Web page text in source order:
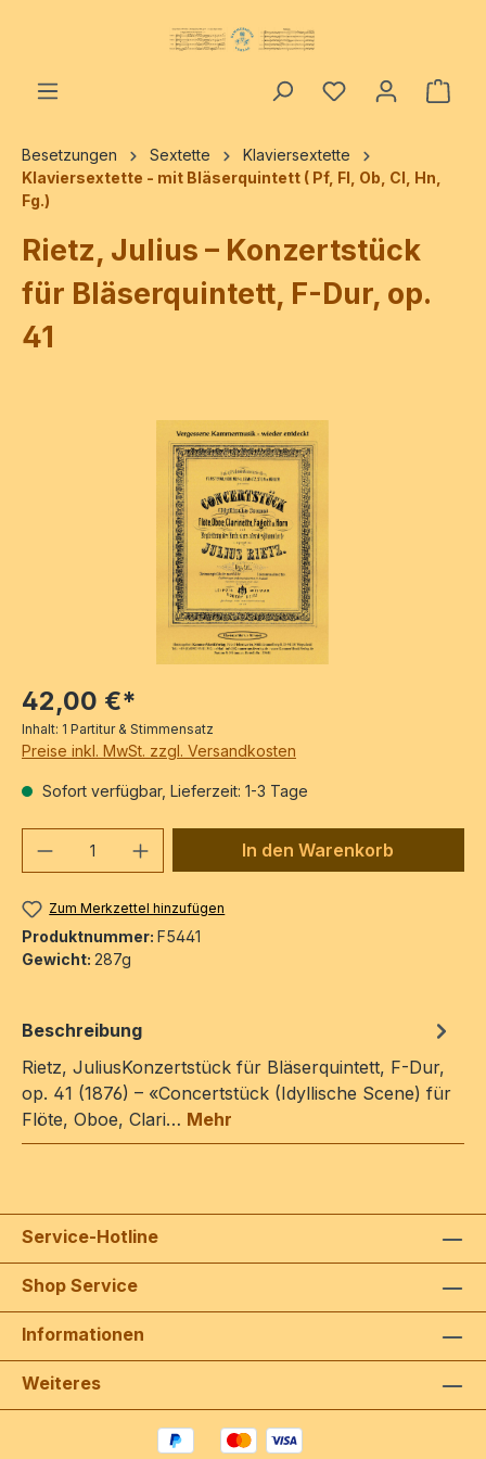
Besetzungen Sextette
Klaviersextette
Klaviersextette - mit Bläserquintett ( Pf, Fl, Ob, Cl, Hn,
Fg.)
Rietz, Julius – Konzertstück
für Bläserquintett, F-Dur, op.
41
Bildergalerie überspringen
42,00 €*
Inhalt: 1 Partitur & Stimmensatz
Preise inkl. MwSt. zzgl. Versandkosten
Sofort verfügbar, Lieferzeit: 1-3 Tage
Produkt Anzahl: Gib denIn den Warenkorb
Zum Merkzettel hinzufügen
Produktnummer: F5441
Gewicht: 287g
Beschreibung
Rietz, JuliusKonzertstück für Bläserquintett, F-Dur,
op. 41 (1876) – «Concertstück (Idyllische Scene) für
Flöte, Oboe, Clari… Mehr
Service-Hotline
Shop Service
Informationen
Weiteres